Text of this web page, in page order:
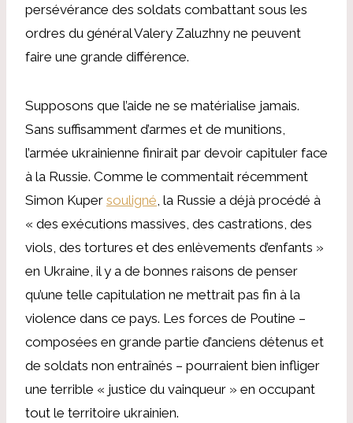
persévérance des soldats combattant sous les
ordres du général Valery Zaluzhny ne peuvent
faire une grande différence.
Supposons que l’aide ne se matérialise jamais.
Sans suffisamment d’armes et de munitions,
l’armée ukrainienne finirait par devoir capituler face
à la Russie. Comme le commentait récemment
Simon Kuper souligné , la Russie a déjà procédé à
« des exécutions massives, des castrations, des
viols, des tortures et des enlèvements d’enfants »
en Ukraine, il y a de bonnes raisons de penser
qu’une telle capitulation ne mettrait pas fin à la
violence dans ce pays. Les forces de Poutine –
composées en grande partie d’anciens détenus et
de soldats non entraînés – pourraient bien infliger
une terrible « justice du vainqueur » en occupant
tout le territoire ukrainien.